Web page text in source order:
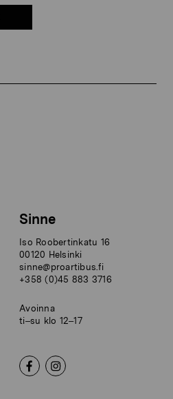
Sinne
Iso Roobertinkatu 16
00120 Helsinki
sinne@proartibus.fi
+358 (0)45 883 3716
Avoinna
ti–su klo 12–17